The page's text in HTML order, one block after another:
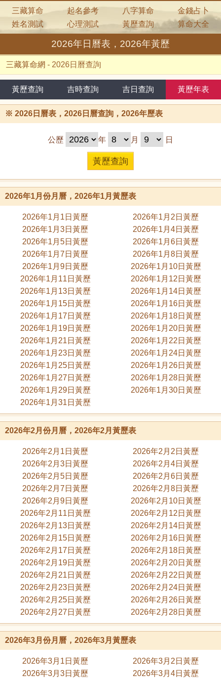
三藏算命 起名參考 八字算命
金錢占卜
姓名測試
心理測試 黃歷查詢 算命大全
2026年日曆表，2026年黃歷
三藏算命網 - 2026日曆查詢
黃歷查詢 吉時查詢 吉日查詢 黃歷年表
※ 2026日曆表，2026日曆查詢，2026年歷表
公歷 年 月 日
2026年1月份月曆，2026年1月黃歷表
2026年1月1日黃歷
2026年1月2日黃歷
2026年1月3日黃歷
2026年1月4日黃歷
2026年1月5日黃歷
2026年1月6日黃歷
2026年1月7日黃歷
2026年1月8日黃歷
2026年1月9日黃歷
2026年1月10日黃歷
2026年1月11日黃歷
2026年1月12日黃歷
2026年1月13日黃歷
2026年1月14日黃歷
2026年1月15日黃歷
2026年1月16日黃歷
2026年1月17日黃歷
2026年1月18日黃歷
2026年1月19日黃歷
2026年1月20日黃歷
2026年1月21日黃歷
2026年1月22日黃歷
2026年1月23日黃歷
2026年1月24日黃歷
2026年1月25日黃歷
2026年1月26日黃歷
2026年1月27日黃歷
2026年1月28日黃歷
2026年1月29日黃歷
2026年1月30日黃歷
2026年1月31日黃歷
2026年2月份月曆，2026年2月黃歷表
2026年2月1日黃歷
2026年2月2日黃歷
2026年2月3日黃歷
2026年2月4日黃歷
2026年2月5日黃歷
2026年2月6日黃歷
2026年2月7日黃歷
2026年2月8日黃歷
2026年2月9日黃歷
2026年2月10日黃歷
2026年2月11日黃歷
2026年2月12日黃歷
2026年2月13日黃歷
2026年2月14日黃歷
2026年2月15日黃歷
2026年2月16日黃歷
2026年2月17日黃歷
2026年2月18日黃歷
2026年2月19日黃歷
2026年2月20日黃歷
2026年2月21日黃歷
2026年2月22日黃歷
2026年2月23日黃歷
2026年2月24日黃歷
2026年2月25日黃歷
2026年2月26日黃歷
2026年2月27日黃歷
2026年2月28日黃歷
2026年3月份月曆，2026年3月黃歷表
2026年3月1日黃歷
2026年3月2日黃歷
2026年3月3日黃歷
2026年3月4日黃歷